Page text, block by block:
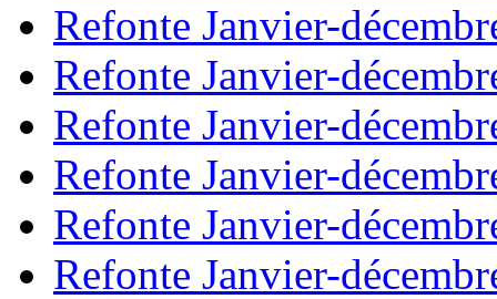
Refonte Janvier-
Refonte Janvier-
Refonte Janvier-
Refonte Janvier-
Refonte Janvier-
Refonte Janvier-